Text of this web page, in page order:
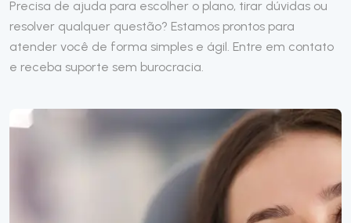
Precisa de ajuda para escolher o plano, tirar dúvidas ou
resolver qualquer questão? Estamos prontos para
atender você de forma simples e ágil. Entre em contato
e receba suporte sem burocracia.